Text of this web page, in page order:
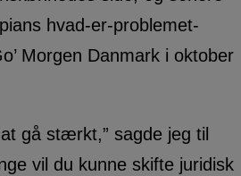
hvad-er-problemet-
Morgen Danmark i oktober
gå stærkt,” sagde jeg til
vil du kunne skifte juridisk